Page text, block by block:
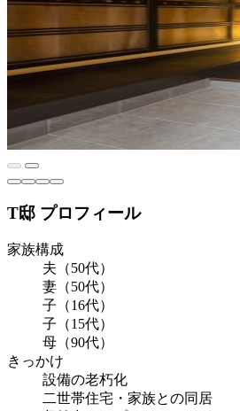
T邸 プロフィール
家族構成
夫（50代）
妻（50代）
子（16代）
子（15代）
母（90代）
きっかけ
設備の老朽化
二世帯住宅・家族との同居